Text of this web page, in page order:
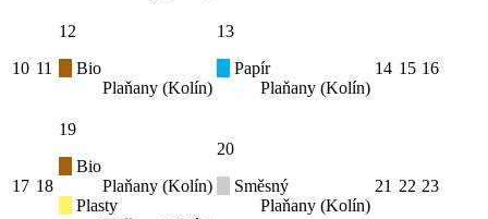
10 11
12
Bio
Plaňany (Kolín)
13
Papír
Plaňany (Kolín)
14 15 16
17 18
19
Bio
Plaňany (Kolín)
Plasty
20
Směsný
Plaňany (Kolín)
21 22 23